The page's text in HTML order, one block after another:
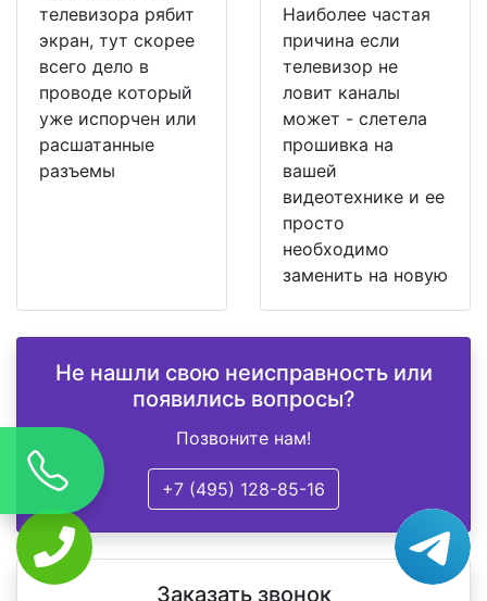
телевизора рябит
экран, тут скорее
всего дело в
проводе который
уже испорчен или
расшатанные
разъемы
Наиболее частая
причина если
телевизор не
ловит каналы
может - слетела
прошивка на
вашей
видеотехнике и ее
просто
необходимо
заменить на новую
Не нашли свою неисправность или
появились вопросы?
Позвоните нам!
+7 (495) 128-85-16
Заказать звонок